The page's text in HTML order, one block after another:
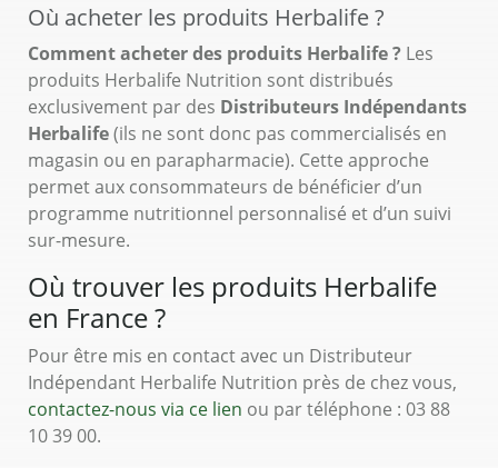
Où acheter les produits Herbalife ?
Comment acheter des produits Herbalife ? Les
produits Herbalife Nutrition sont distribués
exclusivement par des Distributeurs Indépendants
Herbalife(ils ne sont donc pas commercialisés en
magasin ou en parapharmacie). Cette approche
permet aux consommateurs de bénéficier d’un
programme nutritionnel personnalisé et d’un suivi
sur-mesure.
Où trouver les produits Herbalife
en France ?
Pour être mis en contact avec un Distributeur
Indépendant Herbalife Nutrition près de chez vous,
contactez-nous via ce lien ou par téléphone : 03 88
10 39 00.